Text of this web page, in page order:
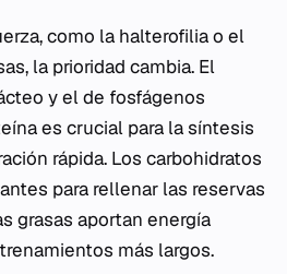
como la halterofilia o el
la prioridad cambia. El
y el de fosfágenos
es crucial para la síntesis
rápida. Los carbohidratos
para rellenar las reservas
grasas aportan energía
más largos.